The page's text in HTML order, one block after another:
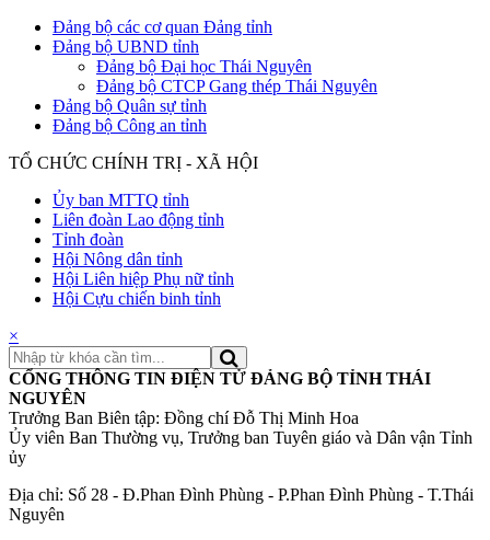
Đảng bộ các cơ quan Đảng tỉnh
Đảng bộ UBND tỉnh
Đảng bộ Đại học Thái Nguyên
Đảng bộ CTCP Gang thép Thái Nguyên
Đảng bộ Quân sự tỉnh
Đảng bộ Công an tỉnh
TỔ CHỨC CHÍNH TRỊ - XÃ HỘI
Ủy ban MTTQ tỉnh
Liên đoàn Lao động tỉnh
Tỉnh đoàn
Hội Nông dân tỉnh
Hội Liên hiệp Phụ nữ tỉnh
Hội Cựu chiến binh tỉnh
×
CỔNG THÔNG TIN ĐIỆN TỬ ĐẢNG BỘ TỈNH THÁI
NGUYÊN
Trưởng Ban Biên tập: Đồng chí Đỗ Thị Minh Hoa
Ủy viên Ban Thường vụ, Trưởng ban Tuyên giáo và Dân vận Tỉnh
ủy
Địa chỉ: Số 28 - Đ.Phan Đình Phùng - P.Phan Đình Phùng - T.Thái
Nguyên